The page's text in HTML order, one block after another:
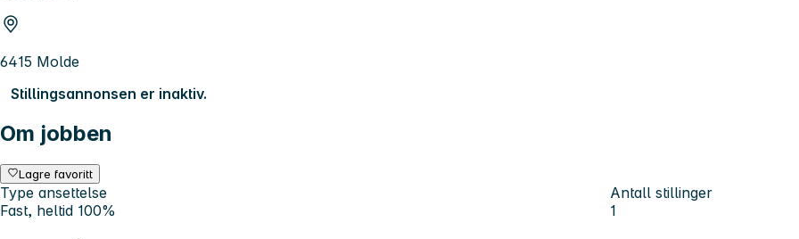
6415 Molde
Stillingsannonsen er inaktiv.
Om jobben
Lagre favoritt
Type ansettelse
Fast, heltid 100%
Antall stillinger
1